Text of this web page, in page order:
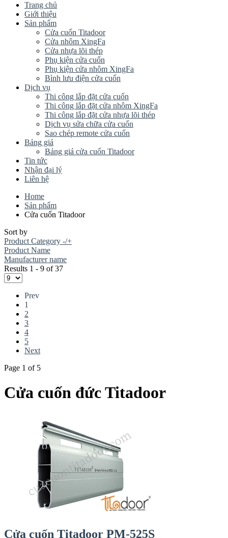
Trang chủ
Giới thiệu
Sản phẩm
Cửa cuốn Titadoor
Cửa nhôm XingFa
Cửa nhựa lõi thép
Phụ kiện cửa cuốn
Phụ kiện cửa nhôm XingFa
Bình lưu điện cửa cuốn
Dịch vụ
Thi công lắp đặt cửa cuốn
Thi công lắp đặt cửa nhôm XingFa
Thi công lắp đặt cửa nhựa lõi thép
Dịch vụ sửa chữa cửa cuốn
Sao chép remote cửa cuốn
Bảng giá
Bảng giá cửa cuốn Titadoor
Tin tức
Nhận đại lý
Liên hệ
Home
Sản phẩm
Cửa cuốn Titadoor
Sort by
Product Category -/+
Product Name
Manufacturer name
Results 1 - 9 of 37
Prev
1
2
3
4
5
Next
Page 1 of 5
Cửa cuốn đức Titadoor
Cửa cuốn Titadoor PM-525S